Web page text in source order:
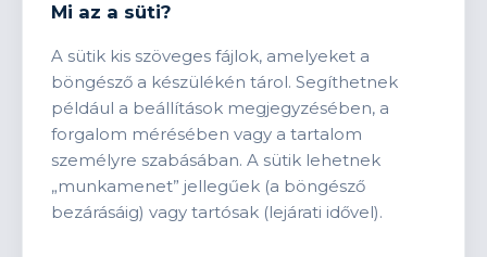
Mi az a süti?
A sütik kis szöveges fájlok, amelyeket a
böngésző a készülékén tárol. Segíthetnek
például a beállítások megjegyzésében, a
forgalom mérésében vagy a tartalom
személyre szabásában. A sütik lehetnek
„munkamenet” jellegűek (a böngésző
bezárásáig) vagy tartósak (lejárati idővel).